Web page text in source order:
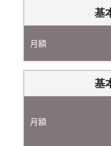
基
月額
基
月額